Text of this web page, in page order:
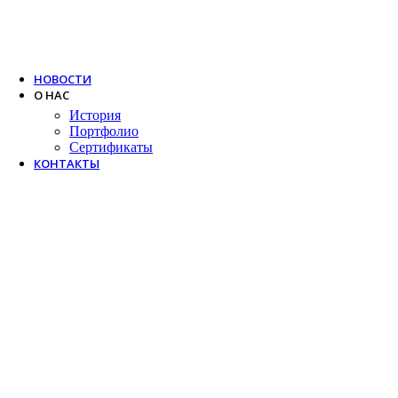
НОВОСТИ
О НАС
История
Портфолио
Сертификаты
КОНТАКТЫ